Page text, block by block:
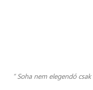
“ Soha nem elegendő